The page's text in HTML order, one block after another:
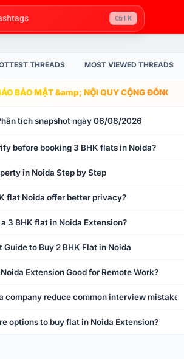
Ctrl K
THREADS MOST VIEWED THREADS
BẢO MẬT &amp; NỘI QUY CỘNG ĐỒNG
tích snapshot ngày 06/08/2026
before booking 3 BHK flats in Noida?
in Noida Step by Step
flat Noida offer better privacy?
3 BHK flat in Noida Extension?
to Buy 2 BHK Flat in Noida
Extension Good for Remote Work?
company reduce common interview mistakes?
options to buy flat in Noida Extension?